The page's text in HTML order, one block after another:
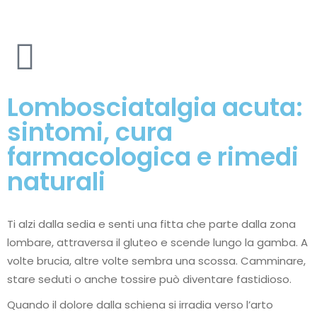
Lombosciatalgia acuta:
sintomi, cura
farmacologica e rimedi
naturali
Ti alzi dalla sedia e senti una fitta che parte dalla zona
lombare, attraversa il gluteo e scende lungo la gamba. A
volte brucia, altre volte sembra una scossa. Camminare,
stare seduti o anche tossire può diventare fastidioso.
Quando il dolore dalla schiena si irradia verso l’arto